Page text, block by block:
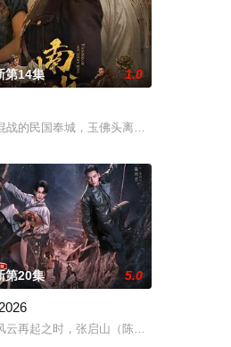
云国
通过摸排、勘查等传统刑侦手段，接连
心策划的“夏令营”完成复仇的受害者；临
第14集 1.0
战的民国奉城，玉佛头离奇失窃，戏班主
你，哲学和生物学意义上的喜欢。”那个
动人的情感，以及他们在复杂局势中坚守
第20集 5.0
云再起之时，张启山（陈伟霆 饰）与吴老